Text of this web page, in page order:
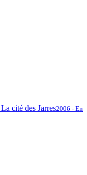
La cité des Jarres2006 - En